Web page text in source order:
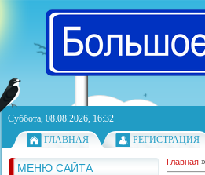
Суббота, 08.08.2026, 16:32
ГЛАВНАЯ
РЕГИСТРАЦИЯ
МЕНЮ САЙТА Главная »